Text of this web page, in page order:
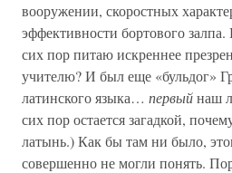
вооружении, скоростных
эффективности бортового
сих пор питаю искреннее
учителю? И был еще «бульдог»
латинского языка… первыйнаш
сих пор остается загадкой,
латынь.) Как бы там ни было,
совершенно не могли понять.